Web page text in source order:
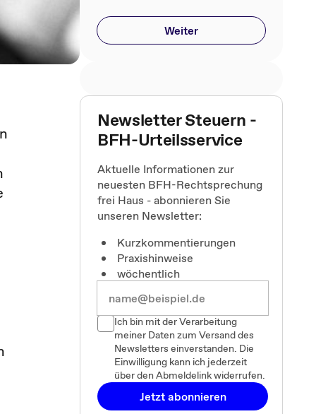
Weiter
Newsletter Steuern -
BFH-Urteilsservice
Aktuelle Informationen zur
neuesten BFH-Rechtsprechung
frei Haus - abonnieren Sie
unseren Newsletter:
Kurzkommentierungen
Praxishinweise
wöchentlich
Ich bin mit der Verarbeitung
meiner Daten zum Versand des
Newsletters einverstanden. Die
Einwilligung kann ich jederzeit
über den Abmeldelink widerrufen.
Jetzt abonnieren